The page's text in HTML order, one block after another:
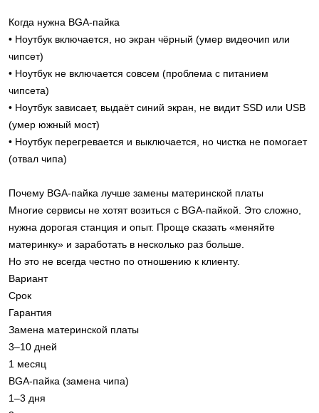
Когда нужна BGA-пайка
• Ноутбук включается, но экран чёрный (умер видеочип или
чипсет)
• Ноутбук не включается совсем (проблема с питанием
чипсета)
• Ноутбук зависает, выдаёт синий экран, не видит SSD или USB
(умер южный мост)
• Ноутбук перегревается и выключается, но чистка не помогает
(отвал чипа)
Почему BGA-пайка лучше замены материнской платы
Многие сервисы не хотят возиться с BGA-пайкой. Это сложно,
нужна дорогая станция и опыт. Проще сказать «меняйте
материнку» и заработать в несколько раз больше.
Но это не всегда честно по отношению к клиенту.
Вариант
Срок
Гарантия
Замена материнской платы
3–10 дней
1 месяц
BGA-пайка (замена чипа)
1–3 дня